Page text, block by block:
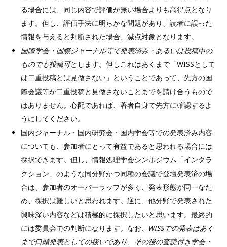
る場合には、同じ内容で評価が無い場合よりも高得点となり
ます。但し、評価手法に明らかな問題があり、読者に誤った
情報を与えると判断された場合、減点対象となります。
国際学会・国際ジャーナル等で発表済み・あるいは投稿中の
ものでも投稿可とします。但しこれはあくまで「WISSとして
は二重投稿とは見做さない」ということであって、先方の国
際会議等が二重投稿と見做さないことまでを請け合うもので
はありません。心配であれば、著者自身で先方に確認するよ
うにしてください。
国内ジャーナル・国内研究会・国内学会等での発表済み内容
についても、参加者にとって有益であると思われる場合には
採択できます。但し、情報処理学会シンポジウム「インタラ
クション」のような同分野かつ同種の会議で登壇発表済の場
合は、参加者のオーバーラップが多く、発表形態が同一なた
め、採択は難しいと思われます。逆に、他分野で発表された
興味深い内容などは積極的に採択したいと思います。最終的
には委員会での判断になります。なお、 WISSでの発表はあく
まで口頭発表としての扱いであり、その後の査読付き学会・